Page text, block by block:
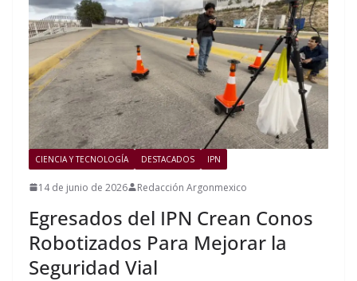
CIENCIA Y TECNOLOGÍA DESTACADOS IPN
14 de junio de 2026 Redacción Argonmexico
Egresados del IPN Crean Conos
Robotizados Para Mejorar la
Seguridad Vial